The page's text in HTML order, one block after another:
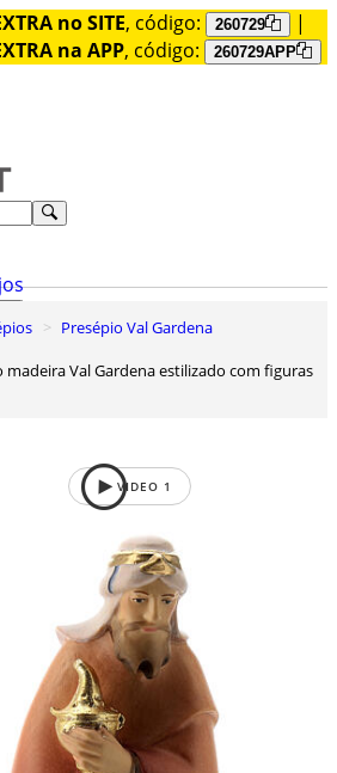
no SITE, código: 260729
|
na APP, código: 260729APP
Presépio Val Gardena
VIDEO 1